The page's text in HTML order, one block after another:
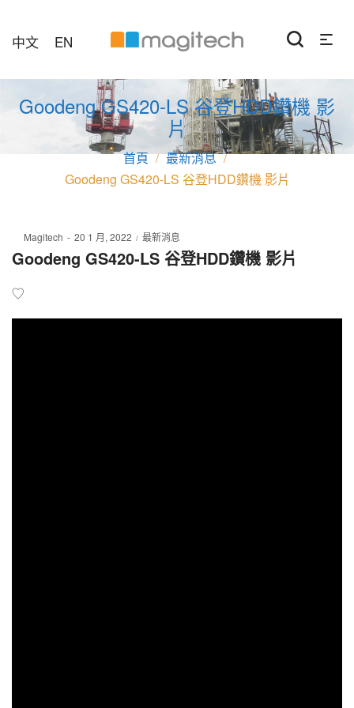
中文 EN
Goodeng GS420-LS 谷登HDD鑽機 影
片
/ 最新消息 /
Goodeng GS420-LS 谷登HDD鑽機 影片
Magitech
Posted
20 1 月, 2022
Posted
in
最新消息
Goodeng GS420-LS 谷登HDD鑽機 影片